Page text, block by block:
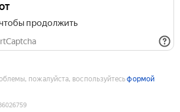
продолжить
пожалуйста, воспользуйтесьформой